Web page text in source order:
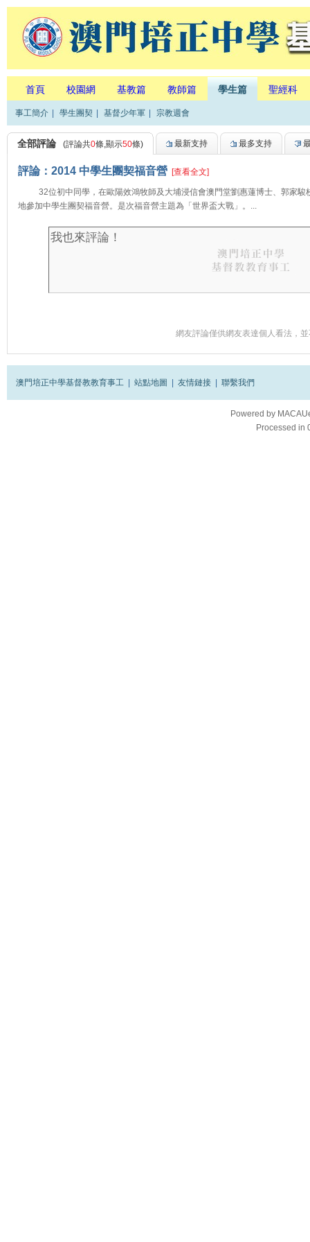
首頁 校園網 基教篇 教師篇 學生篇 聖經科
事工簡介 學生團契 基督少年軍 宗教週會
全部評論 (評論共0條,顯示50條) 最新支持 最多支持
評論：2014 中學生團契福音營 [查看全文]
32位初中同學，在歐陽效鴻牧師及大埔浸信會澳門堂劉惠蓮博士、郭家駿
地參加中學生團契福音營。是次福音營主題為「世界盃大戰」。...
網友評論僅供網友表達個人看法，
澳門培正中學基督教教育事工 站點地圖 友情鏈接 聯繫我們
Powered by
Processed in